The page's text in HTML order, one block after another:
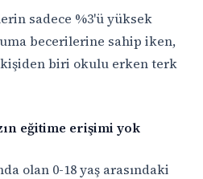
sadece %3'ü yüksek
becerilerine sahip iken,
kişiden biri okulu erken terk
eğitime erişimi yok
olan 0-18 yaş arasındaki